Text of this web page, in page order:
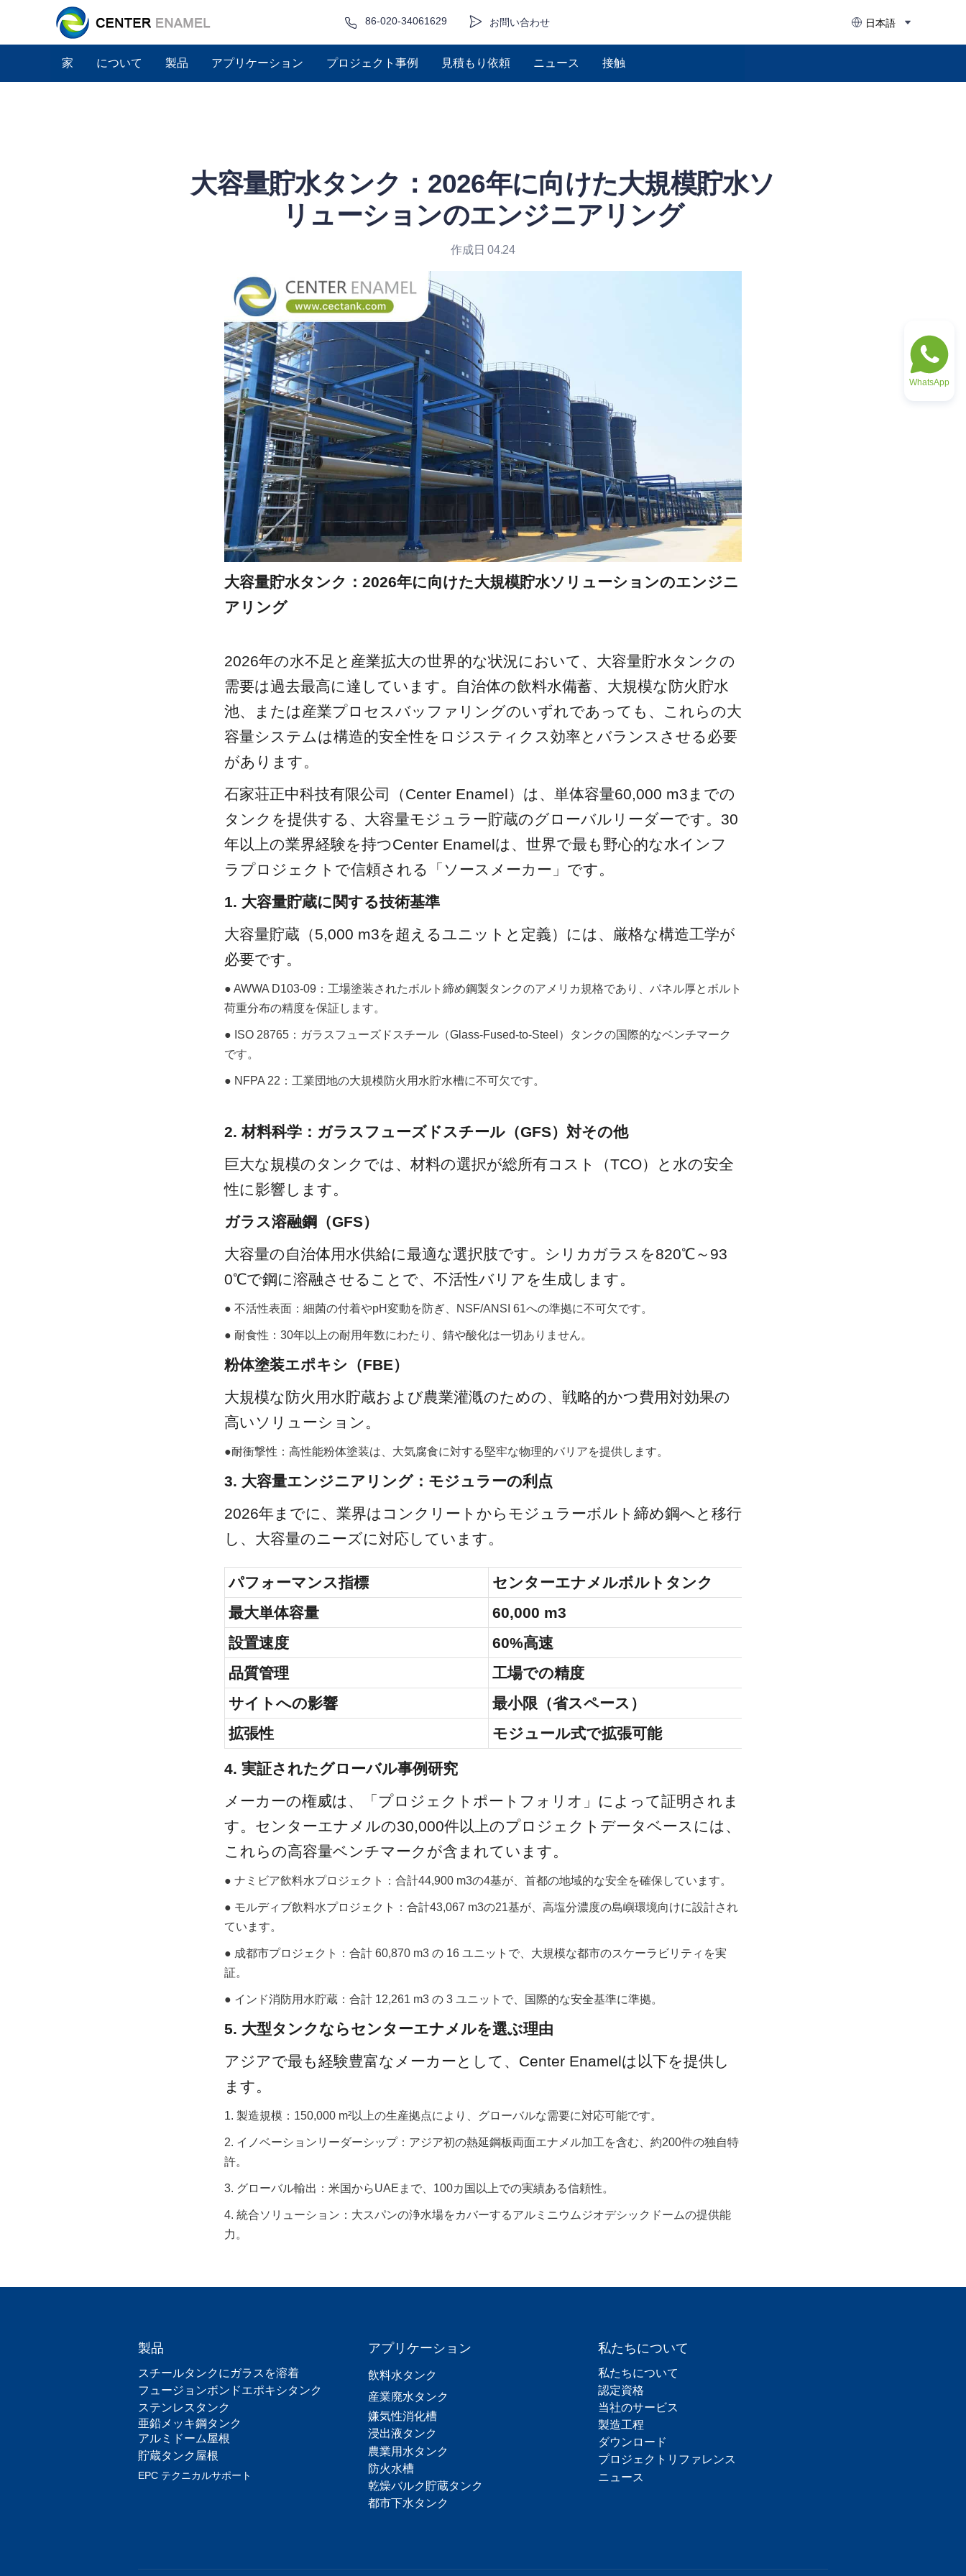
お問い合わせ
86-020-34061629 日本語
家 について 製品 アプリケーション プロジェクト事例 見積もり依頼 ニュース 接触
大容量貯水タンク：2026年に向けた大規模貯水ソ
リューションのエンジニアリング
作成日 04.24
大容量貯水タンク：2026年に向けた大規模貯水ソリューションのエンジニ
アリング
2026年の水不足と産業拡大の世界的な状況において、大容量貯水タンクの
需要は過去最高に達しています。自治体の飲料水備蓄、大規模な防火貯水
池、または産業プロセスバッファリングのいずれであっても、これらの大
容量システムは構造的安全性をロジスティクス効率とバランスさせる必要
があります。
石家荘正中科技有限公司（Center Enamel）は、単体容量60,000 m3までの
タンクを提供する、大容量モジュラー貯蔵のグローバルリーダーです。30
年以上の業界経験を持つCenter Enamelは、世界で最も野心的な水インフ
ラプロジェクトで信頼される「ソースメーカー」です。
1. 大容量貯蔵に関する技術基準
大容量貯蔵（5,000 m3を超えるユニットと定義）には、厳格な構造工学が
必要です。
● AWWA D103-09：工場塗装されたボルト締め鋼製タンクのアメリカ規格であり、パネル厚とボルト
荷重分布の精度を保証します。
● ISO 28765：ガラスフューズドスチール（Glass-Fused-to-Steel）タンクの国際的なベンチマーク
です。
● NFPA 22：工業団地の大規模防火用水貯水槽に不可欠です。
2. 材料科学：ガラスフューズドスチール（GFS）対その他
巨大な規模のタンクでは、材料の選択が総所有コスト（TCO）と水の安全
性に影響します。
ガラス溶融鋼（GFS）
大容量の自治体用水供給に最適な選択肢です。シリカガラスを820℃～93
0℃で鋼に溶融させることで、不活性バリアを生成します。
● 不活性表面：細菌の付着やpH変動を防ぎ、NSF/ANSI 61への準拠に不可欠です。
● 耐食性：30年以上の耐用年数にわたり、錆や酸化は一切ありません。
粉体塗装エポキシ（FBE）
大規模な防火用水貯蔵および農業灌漑のための、戦略的かつ費用対効果の
高いソリューション。
●耐衝撃性：高性能粉体塗装は、大気腐食に対する堅牢な物理的バリアを提供します。
3. 大容量エンジニアリング：モジュラーの利点
2026年までに、業界はコンクリートからモジュラーボルト締め鋼へと移行
し、大容量のニーズに対応しています。
パフォーマンス指標 センターエナメルボルトタンク
最大単体容量
60,000 m3
設置速度
60%高速
品質管理
工場での精度
サイトへの影響
最小限（省スペース）
拡張性
モジュール式で拡張可能
4. 実証されたグローバル事例研究
メーカーの権威は、「プロジェクトポートフォリオ」によって証明されま
す。センターエナメルの30,000件以上のプロジェクトデータベースには、
これらの高容量ベンチマークが含まれています。
● ナミビア飲料水プロジェクト：合計44,900 m3の4基が、首都の地域的な安全を確保しています。
● モルディブ飲料水プロジェクト：合計43,067 m3の21基が、高塩分濃度の島嶼環境向けに設計され
ています。
● 成都市プロジェクト：合計 60,870 m3 の 16 ユニットで、大規模な都市のスケーラビリティを実
証。
● インド消防用水貯蔵：合計 12,261 m3 の 3 ユニットで、国際的な安全基準に準拠。
5. 大型タンクならセンターエナメルを選ぶ理由
アジアで最も経験豊富なメーカーとして、Center Enamelは以下を提供し
ます。
1. 製造規模：150,000 m²以上の生産拠点により、グローバルな需要に対応可能です。
2. イノベーションリーダーシップ：アジア初の熱延鋼板両面エナメル加工を含む、約200件の独自特
許。
3. グローバル輸出：米国からUAEまで、100カ国以上での実績ある信頼性。
4. 統合ソリューション：大スパンの浄水場をカバーするアルミニウムジオデシックドームの提供能
力。
製品
スチールタンクにガラスを溶着
フュージョンボンドエポキシタンク
ステンレスタンク
亜鉛メッキ鋼タンク
アルミドーム屋根
貯蔵タンク屋根
EPC テクニカルサポート
アプリケーション
飲料水タンク
産業廃水タンク
嫌気性消化槽
浸出液タンク
農業用水タンク
防火水槽
乾燥バルク貯蔵タンク
都市下水タンク
私たちについて
私たちについて
認定資格
当社のサービス
製造工程
ダウンロード
プロジェクトリファレンス
ニュース
WhatsApp